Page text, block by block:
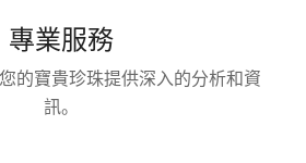
專業服務
的寶貴珍珠提供深入的分析和資
訊。